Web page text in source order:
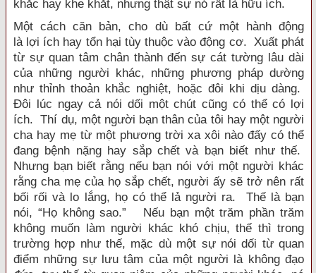
khắc hay khe khắt, nhưng thật sự nó rất là hữu ích.
Một cách căn bản, cho dù bất cứ một hành động
là lợi ích hay tổn hại tùy thuộc vào động cơ. Xuất phát
từ sự quan tâm chân thành đến sự cát tường lâu dài
của những người khác, những phương pháp dường
như thỉnh thoản khắc nghiệt, hoặc đôi khi dịu dàng.
Đôi lúc ngay cả nói dối một chút cũng có thể có lợi
ích. Thí dụ, một người bạn thân của tôi hay một người
cha hay mẹ từ một phương trời xa xôi nào đấy có thể
đang bệnh nặng hay sắp chết và bạn biết như thế.
Nhưng bạn biết rằng nếu bạn nói với một người khác
rằng cha mẹ của họ sắp chết, người ấy sẽ trở nên rất
bối rối và lo lắng, họ có thể lả người ra. Thế là bạn
nói, “Họ không sao.” Nếu bạn một trăm phần trăm
không muốn làm người khác khó chịu, thế thì trong
trường hợp như thế, mặc dù một sự nói dối từ quan
điểm những sự lưu tâm của một người là không đạo